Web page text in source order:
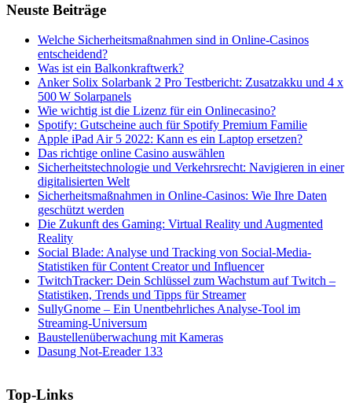
Neuste Beiträge
Welche Sicherheitsmaßnahmen sind in Online-Casinos
entscheidend?
Was ist ein Balkonkraftwerk?
Anker Solix Solarbank 2 Pro Testbericht: Zusatzakku und 4 x
500 W Solarpanels
Wie wichtig ist die Lizenz für ein Onlinecasino?
Spotify: Gutscheine auch für Spotify Premium Familie
Apple iPad Air 5 2022: Kann es ein Laptop ersetzen?
Das richtige online Casino auswählen
Sicherheitstechnologie und Verkehrsrecht: Navigieren in einer
digitalisierten Welt
Sicherheitsmaßnahmen in Online-Casinos: Wie Ihre Daten
geschützt werden
Die Zukunft des Gaming: Virtual Reality und Augmented
Reality
Social Blade: Analyse und Tracking von Social-Media-
Statistiken für Content Creator und Influencer
TwitchTracker: Dein Schlüssel zum Wachstum auf Twitch –
Statistiken, Trends und Tipps für Streamer
SullyGnome – Ein Unentbehrliches Analyse-Tool im
Streaming-Universum
Baustellenüberwachung mit Kameras
Dasung Not-Ereader 133
Top-Links